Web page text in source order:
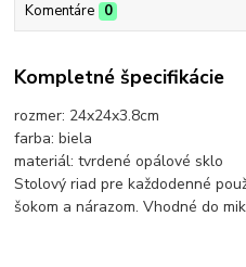
Komentáre 0
Kompletné špecifikácie
rozmer: 24x24x3.8cm
farba: biela
materiál: tvrdené opálové sklo
Stolový riad pre každodenné
šokom a nárazom. Vhodné do